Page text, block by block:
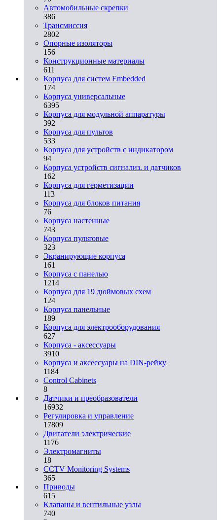
Автомобильные скрепки
386
Трансмиссия
2802
Опорные изоляторы
156
Конструкционные материалы
611
Корпуса для систем Embedded
174
Корпуса универсальные
6395
Корпуса для модульной аппаратуры
392
Корпуса для пультов
533
Корпуса для устройств с индикатором
94
Корпуса устройств сигнализ. и датчиков
162
Корпуса для герметизации
113
Корпуса для блоков питания
76
Корпуса настенные
743
Корпуса пультовые
323
Экранирующие корпуса
161
Корпуса с панелью
1214
Корпуса для 19 дюймовых схем
124
Корпуса панельные
189
Корпуса для электрооборудования
627
Корпуса - аксессуары
3910
Корпуса и аксессуары на DIN-рейку
1184
Control Cabinets
8
Датчики и преобразователи
16932
Регулировка и управление
17809
Двигатели электрические
1176
Электромагниты
18
CCTV Monitoring Systems
365
Приводы
615
Клапаны и вентильные узлы
740